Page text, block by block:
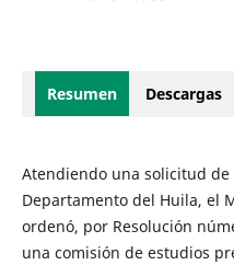
Resumen Descargas
Atendiendo una solicitud
De­partamento del Huila, el
ordenó, por Resolución
una comisión de estudios